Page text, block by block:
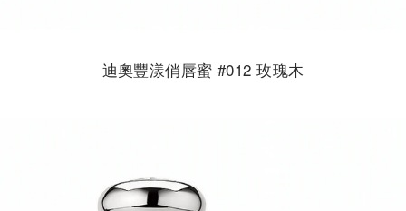
迪奧豐漾俏唇蜜 #012 玫瑰木